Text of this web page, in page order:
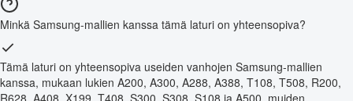
Minkä Samsung-mallien kanssa tämä laturi on yhteensopiva?
Tämä laturi on yhteensopiva useiden vanhojen Samsung-mallien
kanssa, mukaan lukien A200, A300, A288, A388, T108, T508, R200,
R628, A408, X199, T408, S300, S308, S108 ja A500, muiden